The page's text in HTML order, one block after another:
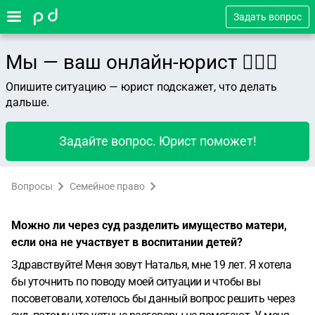
Задать вопрос
Мы — ваш онлайн-юрист 👨🏻‍⚖️
Опишите ситуацию — юрист подскажет, что делать
дальше.
Задайте вопрос. Юрист поможет!
Вопросы Семейное право
Можно ли через суд разделить имущество матери,
если она не участвует в воспитании детей?
Здравствуйте! Меня зовут Наталья, мне 19 лет. Я хотела
бы уточнить по поводу моей ситуации и чтобы вы
посоветовали, хотелось бы данный вопрос решить через